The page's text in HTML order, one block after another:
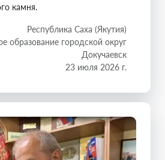
камня.
Республика Саха (Якутия)
образование городской округ
Докучаевск
23 июля 2026 г.